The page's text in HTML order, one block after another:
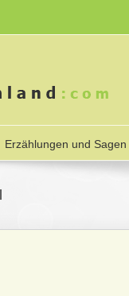
Erzählungen und Sagen